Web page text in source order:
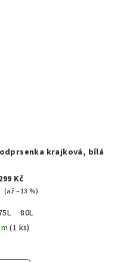
krajková, bílá
Kč
(až –13 %)
80L
(1 ks)